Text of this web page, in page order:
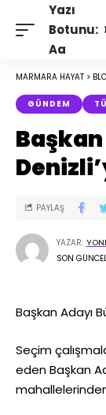
Yazı
Botunu:
Aa
MARMARA HAYAT >
GÜNDEM
SON
YAZAR:
PAYLAŞ
Başkan Adayı
Seçim
eden Başkan